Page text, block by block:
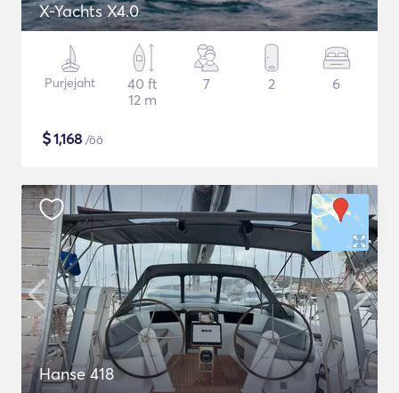
X-Yachts X4.0
Purjejaht
40 ft
12 m
7 2 6
$1,168 /öö
Hanse 418